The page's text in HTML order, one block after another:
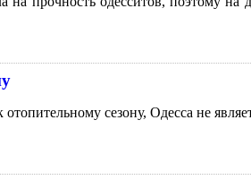
сезону, Одесса не